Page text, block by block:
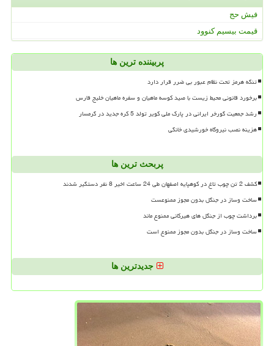
فیش حج
قیمت بیسیم کنوود
پربیننده ترین ها
تنگه هرمز تحت نظام عبور بی ضرر قرار دارد
برخورد قانونی محیط زیست با صید کوسه ماهیان و سفره ماهیان خلیج فارس
رشد جمعیت گورخر ایرانی در پارک ملی کویر تولد 5 کره جدید در گرمسار
هزینه نصب نیروگاه خورشیدی خانگی
پربحث ترین ها
کشف 2 تن چوب تاغ در کوهپایه اصفهان طی 24 ساعت اخیر 8 نفر دستگیر شدند
ساخت وساز در جنگل بدون مجوز ممنوعست
برداشت چوب از جنگل های هیرکانی ممنوع ماند
ساخت وساز در جنگل بدون مجوز ممنوع است
جدیدترین ها